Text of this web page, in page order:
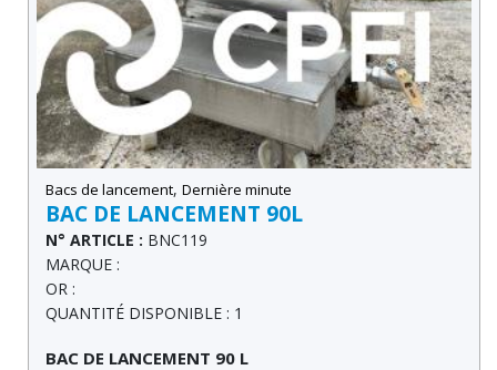
Bacs de lancement, Dernière minute
BAC DE LANCEMENT 90L
N° ARTICLE : BNC119
MARQUE :
OR :
QUANTITÉ DISPONIBLE : 1
BAC DE LANCEMENT 90 L